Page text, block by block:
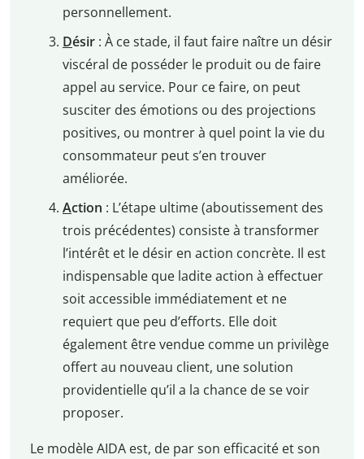
personnellement.
Désir: À ce stade, il faut faire naître un désir
viscéral de posséder le produit ou de faire
appel au service. Pour ce faire, on peut
susciter des émotions ou des projections
positives, ou montrer à quel point la vie du
consommateur peut s’en trouver
améliorée.
Action : L’étape ultime (aboutissement des
trois précédentes) consiste à transformer
l’intérêt et le désir en action concrète. Il est
indispensable que ladite action à effectuer
soit accessible immédiatement et ne
requiert que peu d’efforts. Elle doit
également être vendue comme un privilège
offert au nouveau client, une solution
providentielle qu’il a la chance de se voir
proposer.
Le modèle AIDA est, de par son efficacité et son